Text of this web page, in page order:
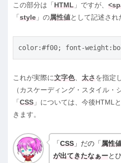
この部分は「 HTML 」ですが、
「 style 」の属性値として記述され
color:#f00; font-
これが実際に文字色、 太さを指定
（カスケーディング・スタイル・
「 CSS 」については、今後HTML
きます。
「CSS 」だの「 属性
が出てきたなぁーと